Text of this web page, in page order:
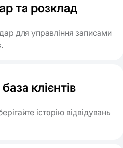
та розклад
для управління записами
клієнтів
історію відвідувань